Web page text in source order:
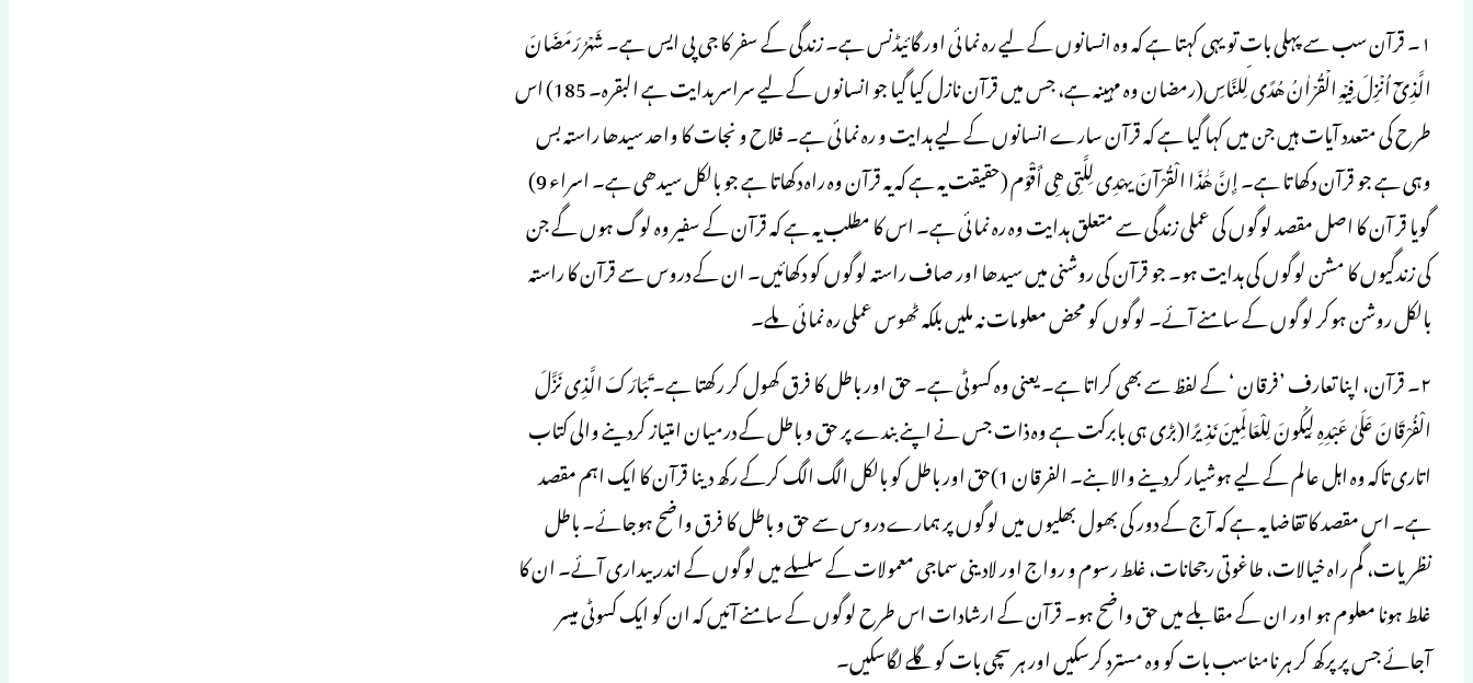
۱۔ قرآن سب سے پہلی بات تو یہی کہتا ہے کہ وہ انسانوں کے لیے رہ نمائی اور گائیڈنس ہے۔ زندگی کے سفر کا جی پی ایس ہے۔ شَهۡرُ رَمَضَانَ
الَّذِىۡٓ اُنۡزِلَ فِیۡهِ الۡقُرۡاٰنُ هُدًى لِّلنَّاسِ(رمضان وہ مہینہ ہے، جس میں قرآن نازل کیا گیا جو انسانوں کے لیے سراسر ہدایت ہے البقرہ۔ 185) اس
طرح کی متعدد آیات ہیں جن میں کہا گیا ہے کہ قرآن سارے انسانوں کے لیے ہدایت و رہ نمائی ہے۔ فلاح و نجات کا واحد سیدھا راستہ بس
وہی ہے جو قرآن دکھا تا ہے۔ إِنَّ هَٰذَا الْقُرْآنَ یهْدِی لِلَّتِی هِی أَقْوَم (حقیقت یہ ہے کہ یہ قرآن وہ راہ دکھاتا ہے جو بالکل سیدھی ہے۔ اسراء 9)
گویا قر آن کا اصل مقصد لوگوں کی عملی زندگی سے متعلق ہدایت وہ رہ نمائی ہے۔ اس کا مطلب یہ ہے کہ قرآن کے سفیر وہ لوگ ہوں گے جن
کی زندگیوں کا مشن لوگوں کی ہدایت ہو۔ جو قرآن کی روشنی میں سیدھا اور صاف راستہ لوگوں کو دکھائیں۔ ان کے دروس سے قرآن کا راستہ
بالکل روشن ہوکر لوگوں کے سامنے آئے۔ لوگوں کو محض معلومات نہ ملیں بلکہ ٹھوس عملی رہ نمائی ملے۔
۲۔ قرآن، اپنا تعارف ’فرقان ‘ کے لفظ سے بھی کراتا ہے۔ یعنی وہ کسوٹی ہے۔ حق اور باطل کا فرق کھول کر رکھتا ہے۔ تَبَارَكَ الَّذِی نَزَّلَ
الْفُرْقَانَ عَلَىٰ عَبْدِهِ لِیكُونَ لِلْعَالَمِینَ نَذِیرًا(بڑی ہی بابرکت ہے وہ ذات جس نے اپنے بندے پر حق و باطل کے درمیان امتیاز کردینے والی کتاب
اتاری تاکہ وہ اہل عالم کے لیے ہوشیار کردینے والا بنے۔ الفرقان 1)حق اور باطل کو بالکل الگ الگ کرکے رکھ دینا قرآن کا ایک اہم مقصد
ہے۔ اس مقصد کا تقاضا یہ ہے کہ آج کے دور کی بھول بھلیوں میں لوگوں پر ہمارے دروس سے حق و باطل کا فرق واضح ہوجائے۔ باطل
نظریات، گم راہ خیالات، طاغوتی رجحانات، غلط رسوم و رواج اور لادینی سماجی معمولات کے سلسلے میں لوگوں کے اندر بیداری آئے۔ ان کا
غلط ہونا معلوم ہو اور ان کے مقابلے میں حق واضح ہو۔ قرآن کے ارشادات اس طرح لوگوں کے سامنے آئیں کہ ان کو ایک کسوٹی میسر
آجائے جس پر پرکھ کر ہر نامناسب بات کو وہ مسترد کرسکیں اور ہر سچی بات کو گلے لگاسکیں۔